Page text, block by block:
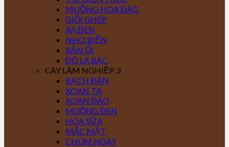
MUỒNG HOA ĐÀO
GIỔI GHÉP
XẠ ĐEN
NHO BIỂN
BẦN ỔI
ĐÔ LA BẠC
CÂY LÂM NGHIỆP 3
BẠCH ĐÀN
XOAN TA
XOAN ĐÀO
MUỒNG ĐEN
HOA SỮA
MẮC MẬT
CHÙM NGÂY